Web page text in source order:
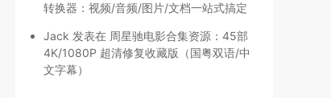
转换器：视频/音频/图片/文档一站式搞定
Jack 发表在 周星驰电影合集资源：45部
4K/1080P 超清修复收藏版（国粤双语/中
文字幕）